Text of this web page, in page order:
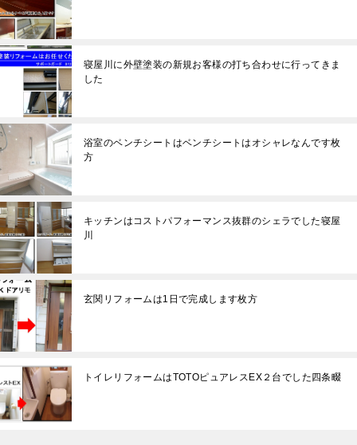
寝屋川に外壁塗装の新規お客様の打ち合わせに行ってきま
した
浴室のベンチシートはベンチシートはオシャレなんです枚
方
キッチンはコストパフォーマンス抜群のシェラでした寝屋
川
玄関リフォームは1日で完成します枚方
トイレリフォームはTOTOピュアレスEX２台でした四条畷